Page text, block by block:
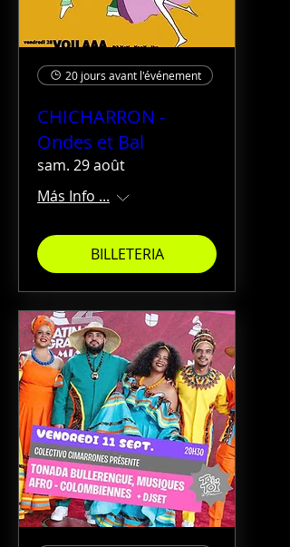
20 jours avant l'événement
CHICHARRON -
Ondes et Bal
sam. 29 août
Más Info ...
BILLETERIA